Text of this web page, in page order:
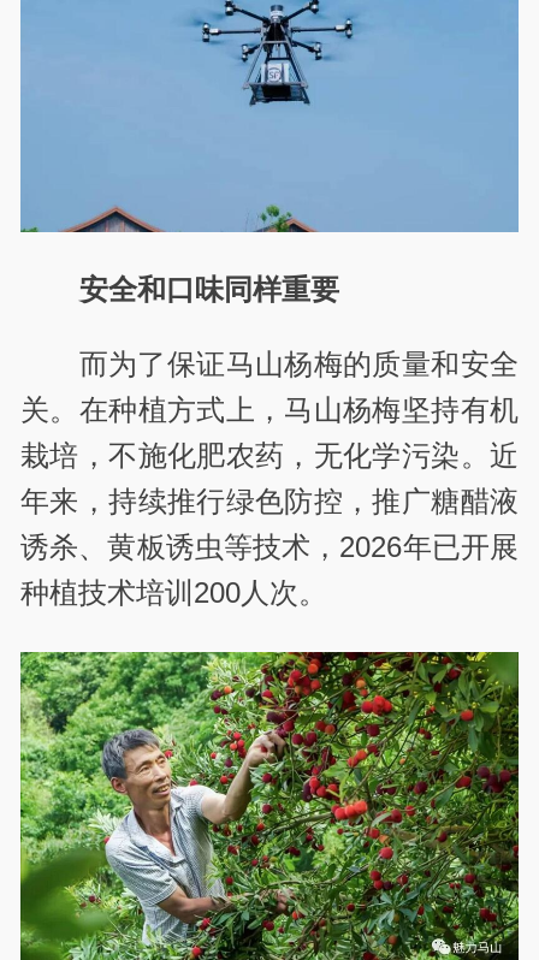
安全和口味同样重要
而为了保证马山杨梅的质量和安全
关。在种植方式上，马山杨梅坚持有机
栽培，不施化肥农药，无化学污染。近
年来，持续推行绿色防控，推广糖醋液
诱杀、黄板诱虫等技术，2026年已开展
种植技术培训200人次。